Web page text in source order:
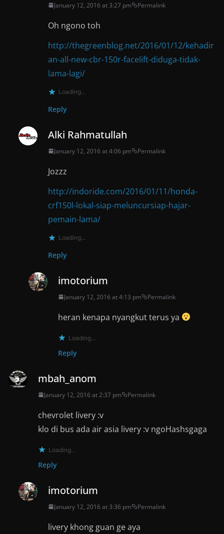
January 12, 2016 at 3:27 pm Permalink
Oh ngono toh
http://thegreenblog.net/2016/01/12/kehadir
an-all-new-cbr-150r-facelift-diduga-tidak-
lama-lagi/
Loading...
Reply
Alki Rahmatullah
January 12, 2016 at 4:06 pm Permalink
Jozzz
http://indoride.com/2016/01/11/honda-
crf150l-lokal-siap-meluncursiap-hajar-
pemain-lama/
Loading...
Reply
imotorium
January 12, 2016 at 4:13 pm Permalink
heran kenapa nyangkut terus ya
Loading...
Reply
mbah_anom
January 12, 2016 at 2:37 pm Permalink
chevrolet livery :v
klo di bus ada air asia livery :v ngoHashsgaga
Loading...
Reply
imotorium
January 12, 2016 at 3:36 pm Permalink
livery khong guan ge aya